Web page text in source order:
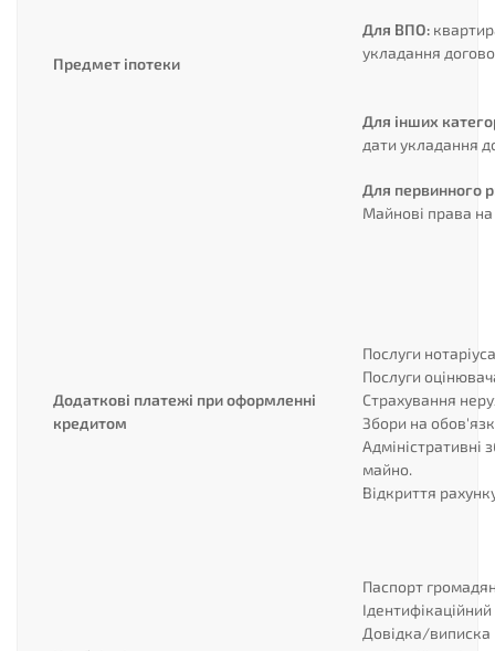
Предмет іпотеки
Для ВПО:
укладання
Для інших
дати укладання
Для первинного
Майнові права
Додаткові платежі при оформленні
кредитом
Послуги
Послуги
Страхування
Збори на
майно.
Відкриття
Паспорт
Довідка/виписка